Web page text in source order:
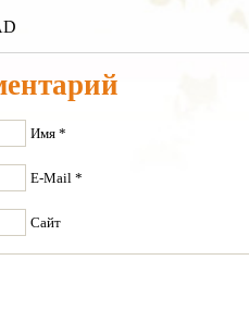
Имя *
E-Mail *
Сайт